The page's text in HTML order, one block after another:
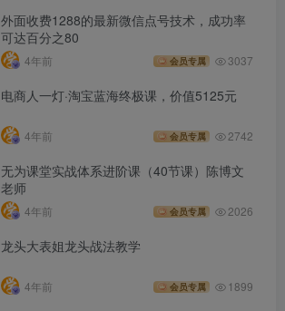
外面收费1288的最新微信点号技术，成功率
可达百分之80
4年前 会员专属 3037
电商人一灯·淘宝蓝海终极课，价值5125元
4年前 会员专属 2742
无为课堂实战体系进阶课（40节课）陈博文
老师
4年前 会员专属 2026
龙头大表姐龙头战法教学
4年前 会员专属 1899